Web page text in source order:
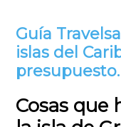
Guía
islas del
presupuesto.
Cosas que